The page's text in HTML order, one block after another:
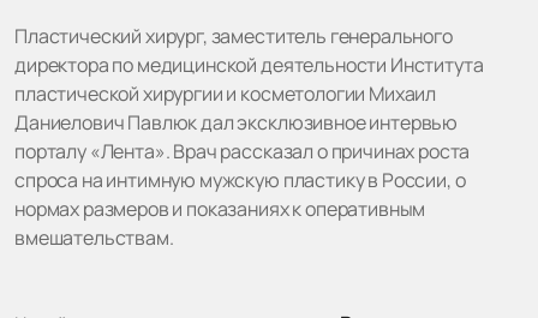
Пластический хирург, заместитель генерального
директора по медицинской деятельности Института
пластической хирургии и косметологии Михаил
Даниелович Павлюк дал эксклюзивное интервью
порталу «Лента». Врач рассказал о причинах роста
спроса на интимную мужскую пластику в России, о
нормах размеров и показаниях к оперативным
вмешательствам.